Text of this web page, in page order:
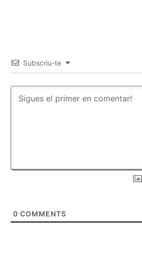
Subscriu-te
0 COMMENTS